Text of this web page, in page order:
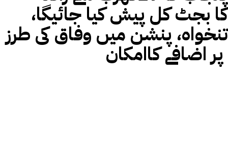
کا بجٹ کل پیش کیا جائیگا،
تنخواہ، پنشن میں وفاق کی طرز